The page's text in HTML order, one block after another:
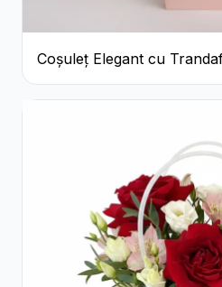
Coșuleț Elegant cu
Lisianthus Alb